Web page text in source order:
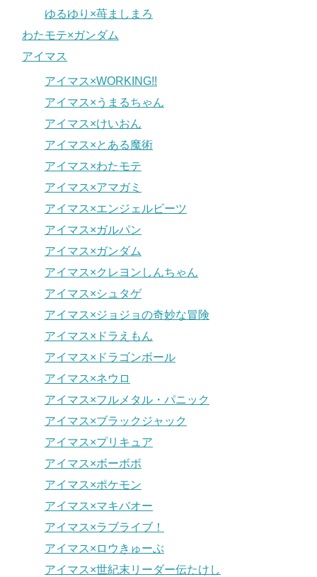
ゆるゆり×苺ましまろ
わたモテ×ガンダム
アイマス
アイマス×WORKING!!
アイマス×うまるちゃん
アイマス×けいおん
アイマス×とある魔術
アイマス×わたモテ
アイマス×アマガミ
アイマス×エンジェルビーツ
アイマス×ガルパン
アイマス×ガンダム
アイマス×クレヨンしんちゃん
アイマス×シュタゲ
アイマス×ジョジョの奇妙な冒険
アイマス×ドラえもん
アイマス×ドラゴンボール
アイマス×ネウロ
アイマス×フルメタル・パニック
アイマス×ブラックジャック
アイマス×プリキュア
アイマス×ボーボボ
アイマス×ポケモン
アイマス×マキバオー
アイマス×ラブライブ！
アイマス×ロウきゅーぶ
アイマス×世紀末リーダー伝たけし